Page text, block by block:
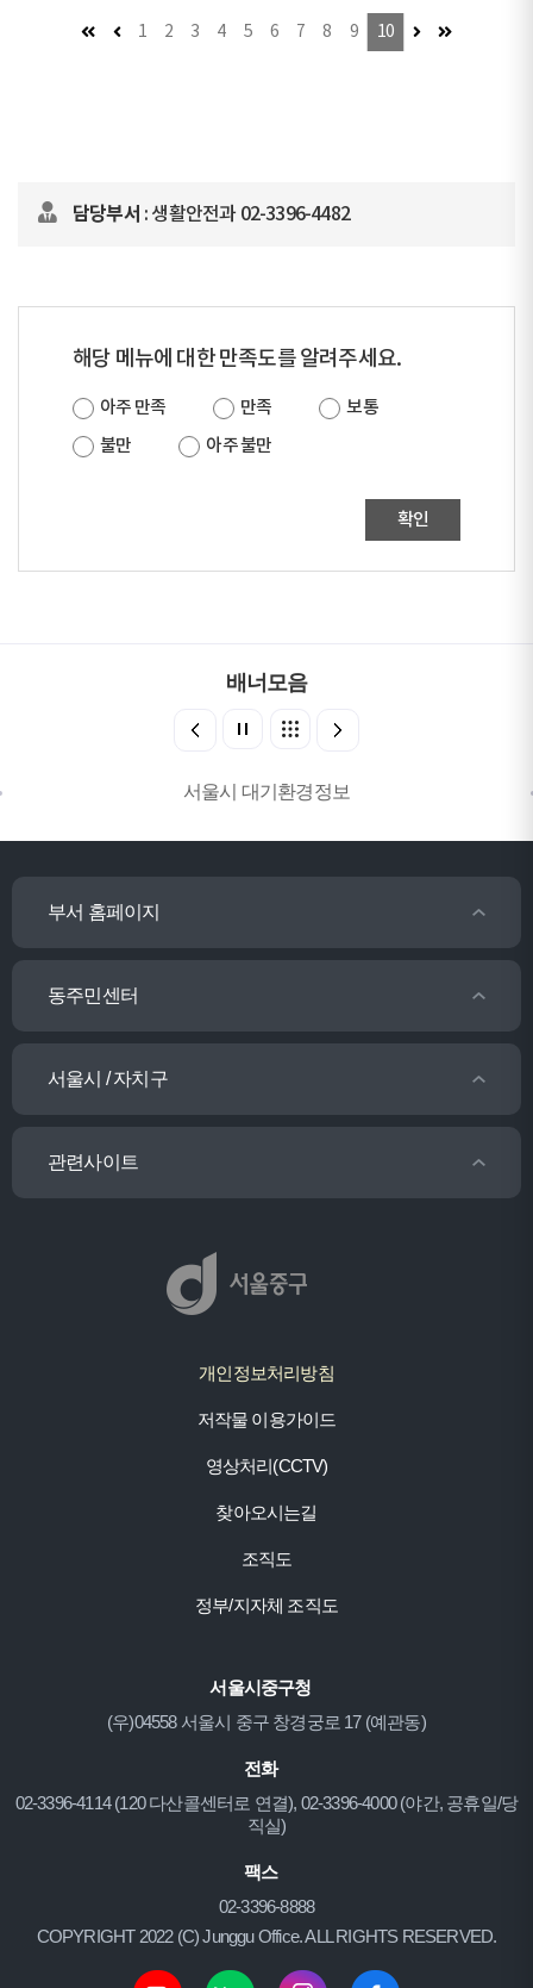
첫 페이지이전 페이지 (이동불가)
1 2 3 4 5 6 7 8 9 10 다음 페이지마지막 페이
담당부서 : 생활안전과 02-3396-4482
해당 메뉴에 대한 만족도를 알려주세요.
아주 만족 만족
보통
불만
아주 불만
확인
배너모음
서울시 대기환경정보
부서 홈페이지
동주민센터
서울시 / 자치구
관련사이트
개인정보처리방침
저작물 이용가이드
영상처리(CCTV)
찾아오시는길
조직도
정부/지자체 조직도
서울시중구청
(우)04558 서울시 중구 창경궁로 17 (예관동)
전화
02-3396-4114 (120 다산콜센터로 연결), 02-3396-4000 (야간, 공휴일/당
직실)
팩스
02-3396-8888
COPYRIGHT 2022 (C) Junggu Office. ALL RIGHTS RESERVED.